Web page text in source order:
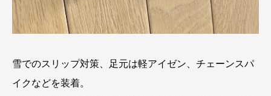
雪でのスリップ対策、足元は軽アイゼン、チェーンスパ
イクなどを装着。